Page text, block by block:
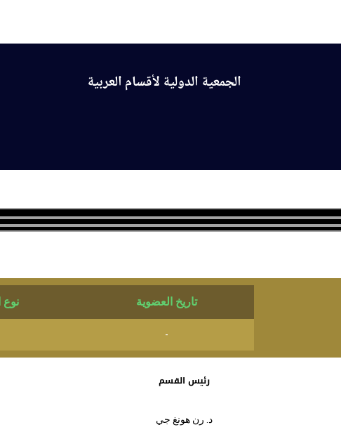
الجمعية الدولية لأقسام العربية
تاريخ العضوية نوع
-
رئيس القسم
د. رن هونغ جي